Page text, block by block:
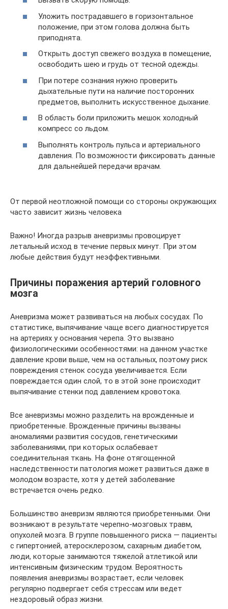
Уложить пострадавшего в горизонтальное
положение, при этом голова должна быть
приподнята.
Открыть доступ свежего воздуха в помещение,
освободить шею и грудь от тесной одежды.
При потере сознания нужно проверить
дыхательные пути на наличие посторонних
предметов, выполнить искусственное дыхание.
В область боли приложить мешок холодный
компресс со льдом.
Выполнять контроль пульса и артериального
давления. По возможности фиксировать данные
для дальнейшей передачи врачам.
От первой неотложной помощи со стороны окружающих
часто зависит жизнь человека
Важно! Иногда разрыв аневризмы провоцирует
летальный исход в течение первых минут. При этом
любые действия будут неэффективными.
Причины поражения артерий головного
мозга
Аневризма может развиваться на любых сосудах. По
статистике, выпячивание чаще всего диагностируется
на артериях у основания черепа. Это вызвано
физиологическими особенностями: на данном участке
давление крови выше, чем на остальных, поэтому риск
повреждения стенок сосуда увеличивается. Если
повреждается один слой, то в этой зоне происходит
выпячивание стенки под давлением кровотока.
Все аневризмы можно разделить на врожденные и
приобретенные. Врожденные причины вызваны
аномалиями развития сосудов, генетическими
заболеваниями, при которых ослабевает
соединительная ткань. На фоне отягощенной
наследственности патология может развиться даже в
молодом возрасте, хотя у детей заболевание
встречается очень редко.
Большинство аневризм являются приобретенными. Они
возникают в результате черепно-мозговых травм,
опухолей мозга. В группе повышенного риска — пациенты
с гипертонией, атеросклерозом, сахарным диабетом,
люди, которые занимаются тяжелой атлетикой или
интенсивным физическим трудом. Вероятность
появления аневризмы возрастает, если человек
регулярно подвергает себя стрессам или ведет
нездоровый образ жизни.